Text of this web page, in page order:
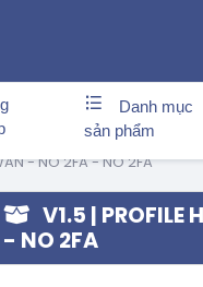
Danh mục
sản phẩm
- NO 2FA - NO 2FA
V1.5 |
- NO 2FA